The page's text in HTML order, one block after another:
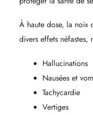
À haute dose, la noix
divers effets néfastes,
Hallucinations
Nausées et
Tachycardie
Vertiges